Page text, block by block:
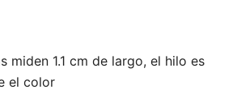
hasta
miden 1.1 cm de largo, el hilo es
el color